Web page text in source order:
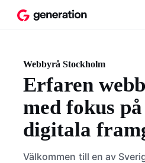
Webbyrå Stockholm
Erfaren
med fokus
digitala
Välkommen till en av